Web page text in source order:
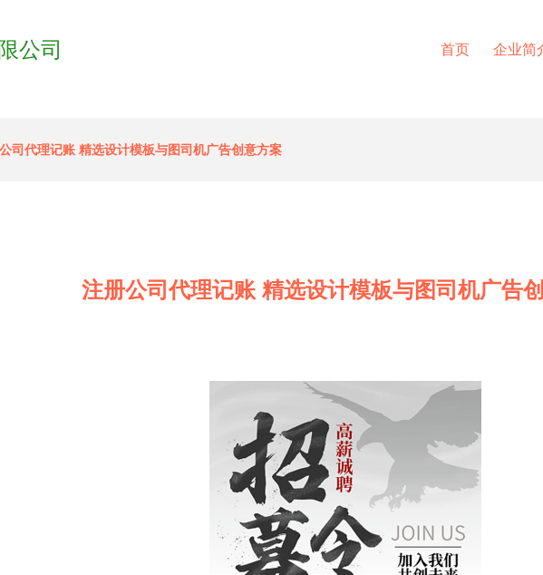
公司 首页 企业简
司代理记账 精选设计模板与图司机广告创意方案
注册公司代理记账 精选设计模板与图司机广告